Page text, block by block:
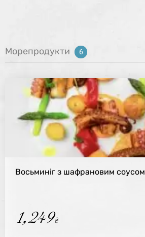
Морепродукти 6
Восьминіг з шафрановим соусом
1,249₴